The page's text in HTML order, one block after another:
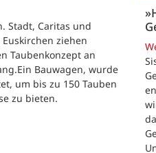
Stadt, Caritas und
ziehen
Taubenkonzept an
Bauwagen, wurde
um bis zu 150 Tauben
zu bieten.